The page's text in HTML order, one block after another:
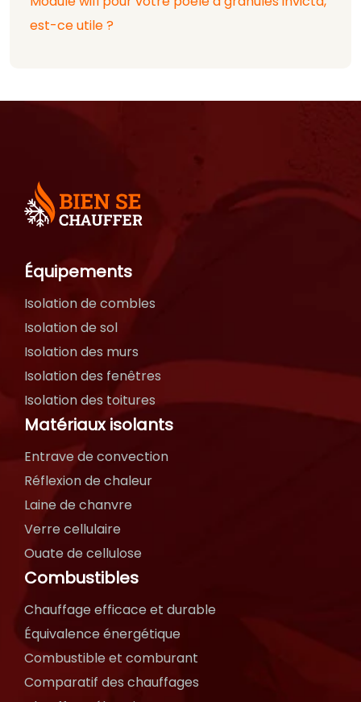
est-ce utile ?
Équipements
Isolation de combles
Isolation de sol
Isolation des murs
Isolation des fenêtres
Isolation des toitures
Matériaux isolants
Entrave de convection
Réflexion de chaleur
Laine de chanvre
Verre cellulaire
Ouate de cellulose
Combustibles
Chauffage efficace et durable
Équivalence énergétique
Combustible et comburant
Comparatif des chauffages